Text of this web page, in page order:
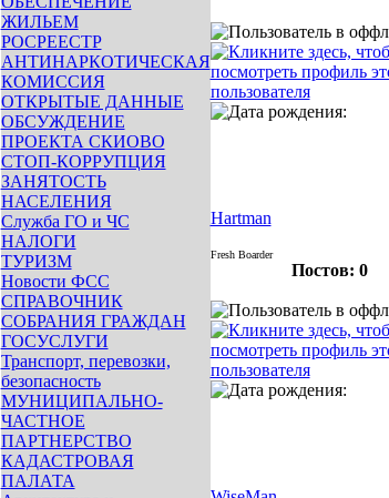
ЖИЛЬЕМ
РОСРЕЕСТР
АНТИНАРКОТИЧЕСКАЯ
КОМИССИЯ
ОТКРЫТЫЕ ДАННЫЕ
ОБСУЖДЕНИЕ
ПРОЕКТА СКИОВО
СТОП-КОРРУПЦИЯ
ЗАНЯТОСТЬ
НАСЕЛЕНИЯ
Служба ГО и ЧС
НАЛОГИ
ТУРИЗМ
Новости ФСС
СПРАВОЧНИК
СОБРАНИЯ ГРАЖДАН
ГОСУСЛУГИ
Транспорт, перевозки,
безопасность
МУНИЦИПАЛЬНО-
ЧАСТНОЕ
ПАРТНЕРСТВО
КАДАСТРОВАЯ
ПАЛАТА
Hartman
Fresh Boarder
Постов: 0